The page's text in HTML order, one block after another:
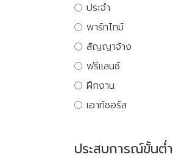
ประจำ
พาร์ทไทม์
สัญญาจ้าง
ฟรีแลนซ์
ฝึกงาน
เอาท์ซอร์ส
ประสบการณ์ขั้นต่ำ